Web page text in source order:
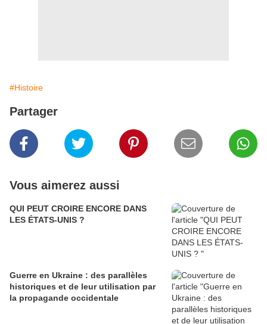
#Histoire
Partager
Vous aimerez aussi
QUI PEUT CROIRE ENCORE DANS
LES ÉTATS-UNIS ?
Guerre en Ukraine : des parallèles
historiques et de leur utilisation par
la propagande occidentale